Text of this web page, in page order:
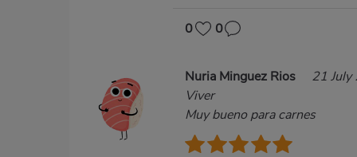
0 0
Nuria Minguez Rios
21
Viver
Muy bueno para carnes